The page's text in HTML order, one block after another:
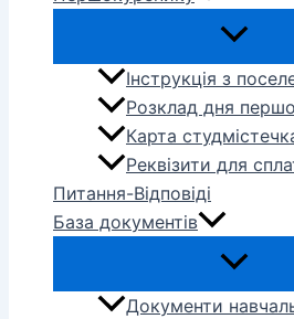
Інструкція з
Розклад дня
Карта
Реквізити для
Питання-Відповіді
База документів
Документи